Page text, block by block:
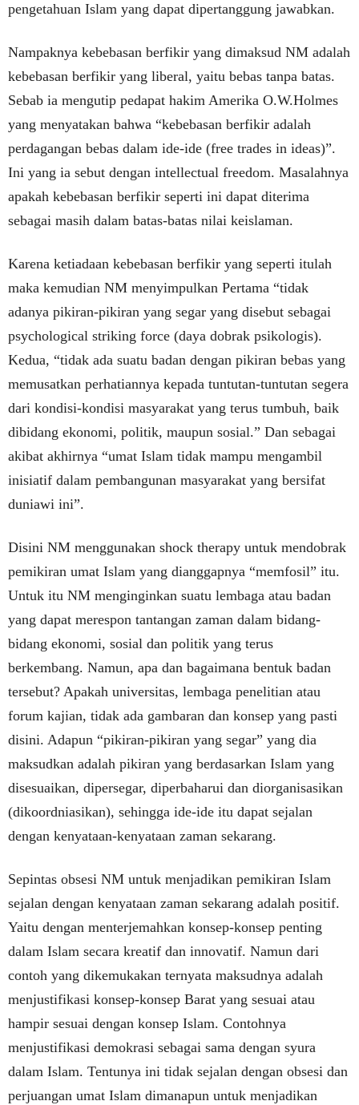
pengetahuan Islam yang dapat dipertanggung jawabkan.
Nampaknya kebebasan berfikir yang dimaksud NM adalah
kebebasan berfikir yang liberal, yaitu bebas tanpa batas.
Sebab ia mengutip pedapat hakim Amerika O.W.Holmes
yang menyatakan bahwa “kebebasan berfikir adalah
perdagangan bebas dalam ide-ide (free trades in ideas)”.
Ini yang ia sebut dengan intellectual freedom. Masalahnya
apakah kebebasan berfikir seperti ini dapat diterima
sebagai masih dalam batas-batas nilai keislaman.
Karena ketiadaan kebebasan berfikir yang seperti itulah
maka kemudian NM menyimpulkan Pertama “tidak
adanya pikiran-pikiran yang segar yang disebut sebagai
psychological striking force (daya dobrak psikologis).
Kedua, “tidak ada suatu badan dengan pikiran bebas yang
memusatkan perhatiannya kepada tuntutan-tuntutan segera
dari kondisi-kondisi masyarakat yang terus tumbuh, baik
dibidang ekonomi, politik, maupun sosial.” Dan sebagai
akibat akhirnya “umat Islam tidak mampu mengambil
inisiatif dalam pembangunan masyarakat yang bersifat
duniawi ini”.
Disini NM menggunakan shock therapy untuk mendobrak
pemikiran umat Islam yang dianggapnya “memfosil” itu.
Untuk itu NM menginginkan suatu lembaga atau badan
yang dapat merespon tantangan zaman dalam bidang-
bidang ekonomi, sosial dan politik yang terus
berkembang. Namun, apa dan bagaimana bentuk badan
tersebut? Apakah universitas, lembaga penelitian atau
forum kajian, tidak ada gambaran dan konsep yang pasti
disini. Adapun “pikiran-pikiran yang segar” yang dia
maksudkan adalah pikiran yang berdasarkan Islam yang
disesuaikan, dipersegar, diperbaharui dan diorganisasikan
(dikoordniasikan), sehingga ide-ide itu dapat sejalan
dengan kenyataan-kenyataan zaman sekarang.
Sepintas obsesi NM untuk menjadikan pemikiran Islam
sejalan dengan kenyataan zaman sekarang adalah positif.
Yaitu dengan menterjemahkan konsep-konsep penting
dalam Islam secara kreatif dan innovatif. Namun dari
contoh yang dikemukakan ternyata maksudnya adalah
menjustifikasi konsep-konsep Barat yang sesuai atau
hampir sesuai dengan konsep Islam. Contohnya
menjustifikasi demokrasi sebagai sama dengan syura
dalam Islam. Tentunya ini tidak sejalan dengan obsesi dan
perjuangan umat Islam dimanapun untuk menjadikan